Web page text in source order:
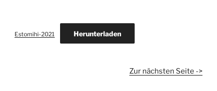
Estomihi-2021 Herunterladen
Zur nächsten Seite ->